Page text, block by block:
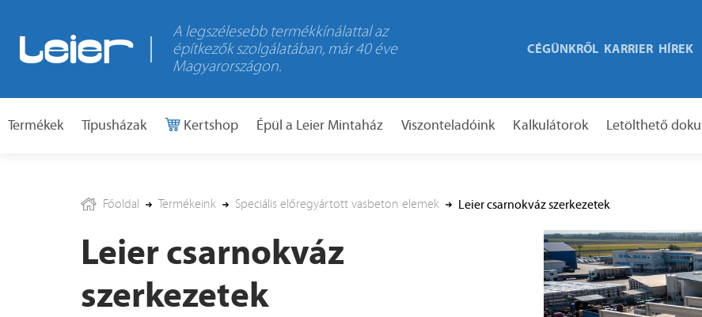
A legszélesebb termékkínálattal az
építkezők szolgálatában, már 40 éve
Magyarországon.
CÉGÜNKRŐL KARRIER HÍREK
Termékek Típusházak Kertshop Épül a Leier Mintaház Viszonteladóink Kalkulátorok Letölthető
Főoldal Termékeink Speciális előregyártott vasbeton elemek Leier csarnokváz szerkezetek
Leier csarnokváz
szerkezetek